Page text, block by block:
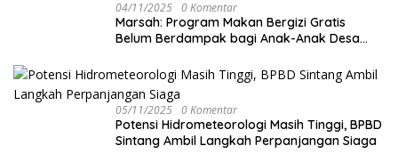
04/11/2025 0 Komentar
Marsah: Program Makan Bergizi Gratis
Belum Berdampak bagi Anak-Anak Desa
05/11/2025 0 Komentar
Potensi Hidrometeorologi Masih Tinggi, BPBD
Sintang Ambil Langkah Perpanjangan Siaga